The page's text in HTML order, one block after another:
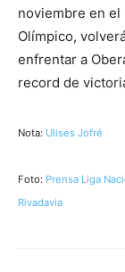
noviembre en el
Olímpico,
enfrentar a
record de
Nota: Ulises Jofré
Foto: Prensa Liga
Rivadavia